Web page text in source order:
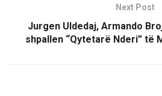
Next Post
Jurgen Uldedaj, Armando
shpallen “Qytetarë Nderi” të